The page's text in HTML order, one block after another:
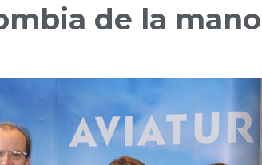
de la mano